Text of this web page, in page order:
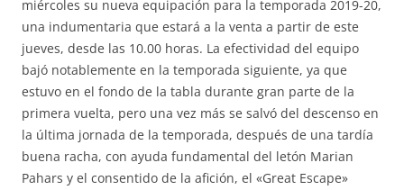
miércoles su nueva equipación para la temporada 2019-20,
una indumentaria que estará a la venta a partir de este
jueves, desde las 10.00 horas. La efectividad del equipo
bajó notablemente en la temporada siguiente, ya que
estuvo en el fondo de la tabla durante gran parte de la
primera vuelta, pero una vez más se salvó del descenso en
la última jornada de la temporada, después de una tardía
buena racha, con ayuda fundamental del letón Marian
Pahars y el consentido de la afición, el «Great Escape»